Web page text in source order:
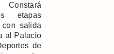
Constará
etapas
con salida
al Palacio
de